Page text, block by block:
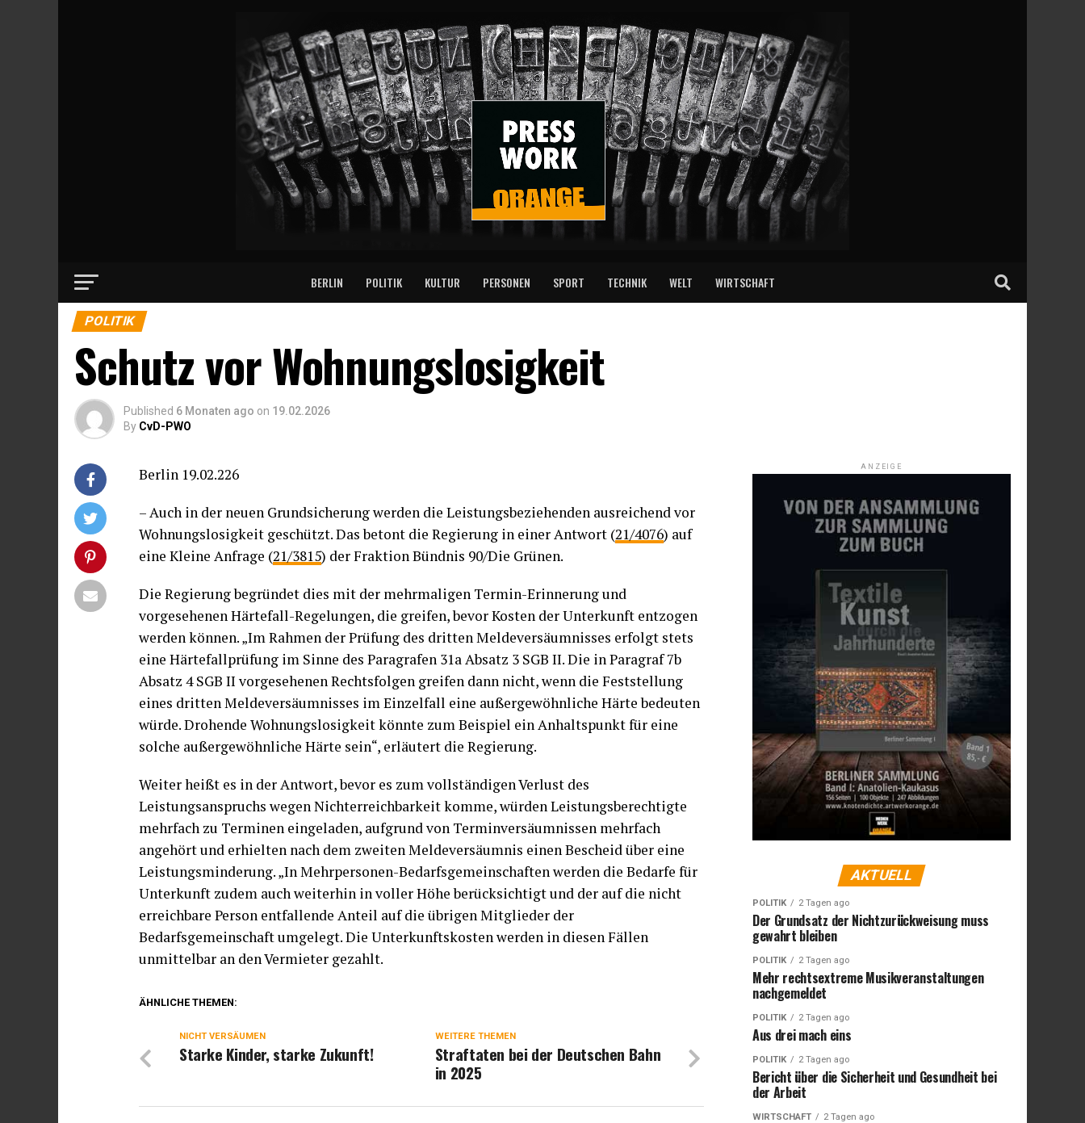
BERLIN POLITIK KULTUR PERSONEN SPORT TECHNIK WELT WIRTSCHAFT
POLITIK
Schutz vor Wohnungslosigkeit
Published 6 Monaten ago on 19.02.2026
By CvD-PWO
Berlin 19.02.226
– Auch in der neuen Grundsicherung werden die Leistungsbeziehenden ausreichend vor
Wohnungslosigkeit geschützt. Das betont die Regierung in einer Antwort (21/4076) auf
eine Kleine Anfrage (21/3815) der Fraktion Bündnis 90/Die Grünen.
Die Regierung begründet dies mit der mehrmaligen Termin-Erinnerung und
vorgesehenen Härtefall-Regelungen, die greifen, bevor Kosten der Unterkunft entzogen
werden können. „Im Rahmen der Prüfung des dritten Meldeversäumnisses erfolgt stets
eine Härtefallprüfung im Sinne des Paragrafen 31a Absatz 3 SGB II. Die in Paragraf 7b
Absatz 4 SGB II vorgesehenen Rechtsfolgen greifen dann nicht, wenn die Feststellung
eines dritten Meldeversäumnisses im Einzelfall eine außergewöhnliche Härte bedeuten
würde. Drohende Wohnungslosigkeit könnte zum Beispiel ein Anhaltspunkt für eine
solche außergewöhnliche Härte sein“, erläutert die Regierung.
Weiter heißt es in der Antwort, bevor es zum vollständigen Verlust des
Leistungsanspruchs wegen Nichterreichbarkeit komme, würden Leistungsberechtigte
mehrfach zu Terminen eingeladen, aufgrund von Terminversäumnissen mehrfach
angehört und erhielten nach dem zweiten Meldeversäumnis einen Bescheid über eine
Leistungsminderung. „In Mehrpersonen-Bedarfsgemeinschaften werden die Bedarfe für
Unterkunft zudem auch weiterhin in voller Höhe berücksichtigt und der auf die nicht
erreichbare Person entfallende Anteil auf die übrigen Mitglieder der
Bedarfsgemeinschaft umgelegt. Die Unterkunftskosten werden in diesen Fällen
unmittelbar an den Vermieter gezahlt.
ÄHNLICHE THEMEN:
WEITERE THEMEN
Straftaten bei der Deutschen Bahn
in 2025
NICHT VERSÄUMEN
Starke Kinder, starke Zukunft!
ANZEIGE
AKTUELL
POLITIK 2 Tagen ago
Der Grundsatz der Nichtzurückweisung muss
gewahrt bleiben
POLITIK 2 Tagen ago
Mehr rechtsextreme Musikveranstaltungen
nachgemeldet
POLITIK 2 Tagen ago
Aus drei mach eins
POLITIK 2 Tagen ago
Bericht über die Sicherheit und Gesundheit bei
der Arbeit
WIRTSCHAFT 2 Tagen ago